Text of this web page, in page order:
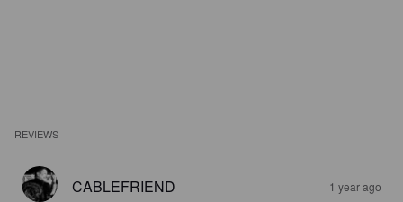
REVIEWS
CABLEFRIEND 1 year ago